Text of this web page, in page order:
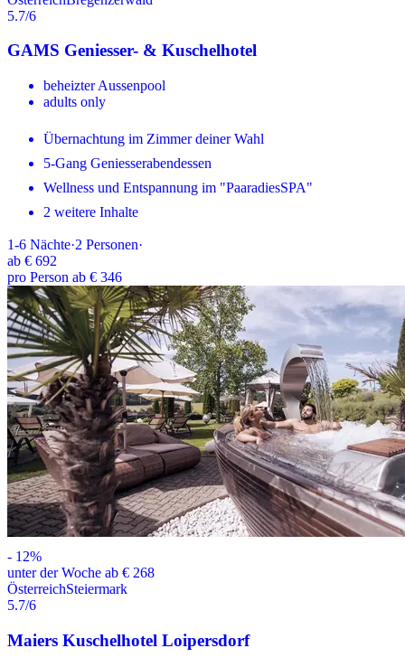
5.7/6
GAMS Geniesser- & Kuschelhotel
beheizter Aussenpool
adults only
Übernachtung im Zimmer deiner Wahl
5-Gang Geniesserabendessen
Wellness und Entspannung im "PaaradiesSPA"
2 weitere Inhalte
1-6 Nächte·2 Personen·
ab € 692
pro Person ab € 346
- 12%
unter der Woche ab € 268
ÖsterreichSteiermark
5.7/6
Maiers Kuschelhotel Loipersdorf